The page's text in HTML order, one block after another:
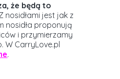
że będą to
nosidłami jest jak z
nosidła proponują
i przymierzamy
W CarryLove.pl
.